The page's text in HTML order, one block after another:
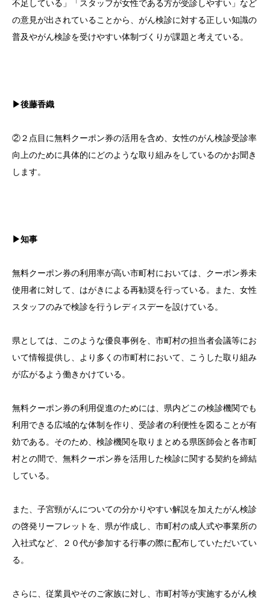
不足している」「スタッフが女性である方が受診しやすい」など
の意見が出されていることから、がん検診に対する正しい知識の
普及やがん検診を受けやすい体制づくりが課題と考えている。
▶後藤香織
②２点目に無料クーポン券の活用を含め、女性のがん検診受診率
向上のために具体的にどのような取り組みをしているのかお聞き
します。
▶知事
無料クーポン券の利用率が高い市町村においては、クーポン券未
使用者に対して、はがきによる再勧奨を行っている。また、女性
スタッフのみで検診を行うレディスデーを設けている。
県としては、このような優良事例を、市町村の担当者会議等にお
いて情報提供し、より多くの市町村において、こうした取り組み
が広がるよう働きかけている。
無料クーポン券の利用促進のためには、県内どこの検診機関でも
利用できる広域的な体制を作り、受診者の利便性を図ることが有
効である。そのため、検診機関を取りまとめる県医師会と各市町
村との間で、無料クーポン券を活用した検診に関する契約を締結
している。
また、子宮頸がんについての分かりやすい解説を加えたがん検診
の啓発リーフレットを、県が作成し、市町村の成人式や事業所の
入社式など、２０代が参加する行事の際に配布していただいてい
る。
さらに、従業員やそのご家族に対し、市町村等が実施するがん検